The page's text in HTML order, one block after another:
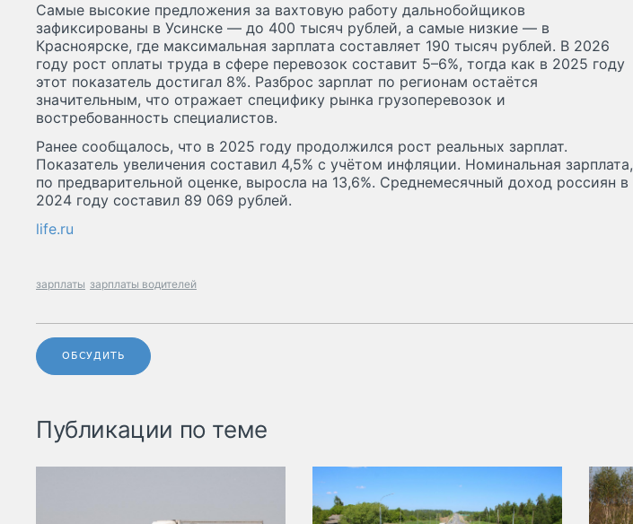
Самые высокие предложения за вахтовую работу дальнобойщиков
зафиксированы в Усинске — до 400 тысяч рублей, а самые низкие — в
Красноярске, где максимальная зарплата составляет 190 тысяч рублей. В 2026
году рост оплаты труда в сфере перевозок составит 5–6%, тогда как в 2025 году
этот показатель достигал 8%. Разброс зарплат по регионам остаётся
значительным, что отражает специфику рынка грузоперевозок и
востребованность специалистов.
Ранее сообщалось, что в 2025 году продолжился рост реальных зарплат.
Показатель увеличения составил 4,5% с учётом инфляции. Номинальная зарплата,
по предварительной оценке, выросла на 13,6%. Среднемесячный доход россиян в
2024 году составил 89 069 рублей.
life.ru
зарплаты зарплаты водителей
ОБСУДИТЬ
Публикации по теме